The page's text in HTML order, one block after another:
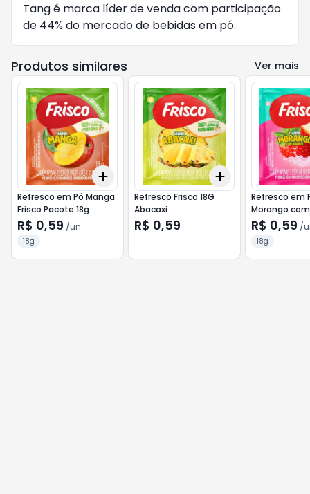
Tang é marca líder de venda com participação
de 44% do mercado de bebidas em pó.
Produtos similares Ver mais
+5 +10
Add
Refresco em Pó Manga
Frisco Pacote 18g
R$ 0,59 /un
18g
+5 +10
Add
Refresco Frisco 18G
Abacaxi
R$ 0,59
Refresco em
Morango
Frisco Pacote
R$ 0,59 /
18g